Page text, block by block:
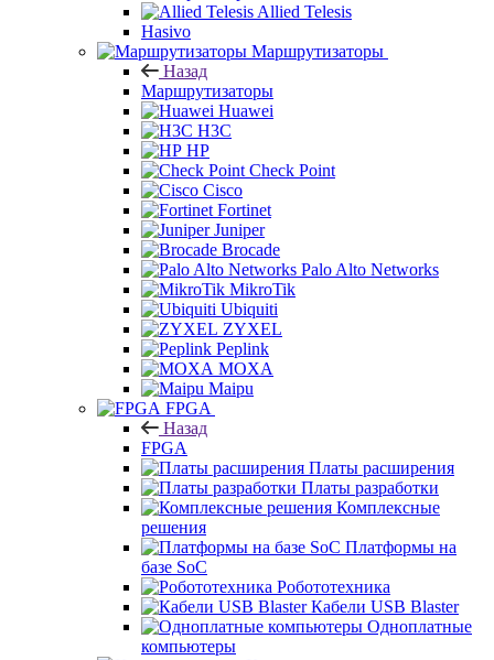
Allied Telesis
Hasivo
Маршрутизаторы
Назад
Маршрутизаторы
Huawei
H3C
HP
Check Point
Cisco
Fortinet
Juniper
Brocade
Palo Alto Networks
MikroTik
Ubiquiti
ZYXEL
Peplink
MOXA
Maipu
FPGA
Назад
FPGA
Платы расширения
Платы разработки
Комплексные
решения
Платформы на
базе SoC
Робототехника
Кабели USB Blaster
Одноплатные
компьютеры